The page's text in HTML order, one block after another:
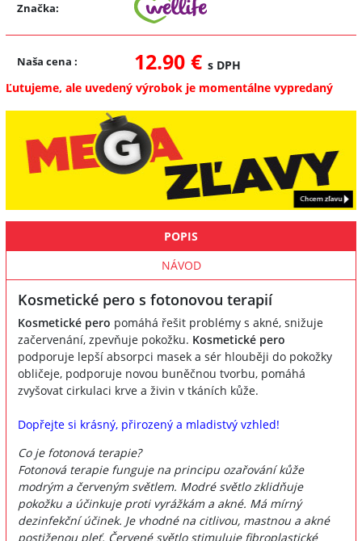
Značka:
Naša cena : 12.90 € s DPH
Ľutujeme, ale uvedený výrobok je momentálne vypredaný
POPIS
NÁVOD
Kosmetické pero s fotonovou terapií
Kosmetické pero pomáhá řešit problémy s akné, snižuje
začervenání, zpevňuje pokožku. Kosmetické pero
podporuje lepší absorpci masek a sér hlouběji do pokožky
obličeje, podporuje novou buněčnou tvorbu, pomáhá
zvyšovat cirkulaci krve a živin v tkáních kůže.
Dopřejte si krásný, přirozený a mladistvý vzhled!
Co je fotonová terapie?
Fotonová terapie funguje na principu ozařování kůže
modrým a červeným světlem. Modré světlo zklidňuje
pokožku a účinkuje proti vyrážkám a akné. Má mírný
dezinfekční účinek. Je vhodné na citlivou, mastnou a akné
postiženou pleť. Červené světlo stimuluje fibroplastické